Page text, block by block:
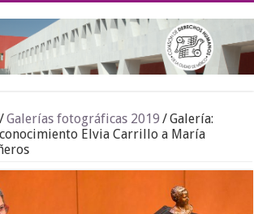
/Galerías fotográficas 2019 /Galería:
Elvia Carrillo a María